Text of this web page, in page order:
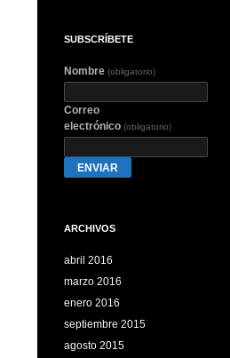
SUBSCRÍBETE
Nombre (obligatorio)
Correo
electrónico (obligatorio)
ENVIAR
ARCHIVOS
abril 2016
marzo 2016
enero 2016
septiembre 2015
agosto 2015